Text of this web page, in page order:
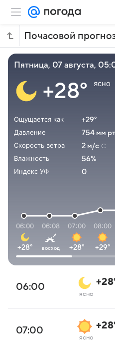
пятница, 07 августа,
+28° ясно
Ощущается как
+29°
Давление
754 мм
Скорость ветра
2 м/с С
Влажность
56%
Индекс УФ
0
06:00
+28°
06:08
восход
07:00
+28°
08:00
+29°
06:00
ясно
07:00
ясно